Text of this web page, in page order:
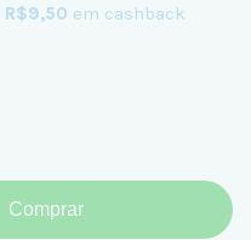
R$9,50 em cashback
Comprar